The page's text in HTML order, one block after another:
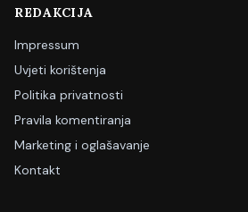
REDAKCIJA
Impressum
Uvjeti korištenja
Politika privatnosti
Pravila komentiranja
Marketing i oglašavanje
Kontakt